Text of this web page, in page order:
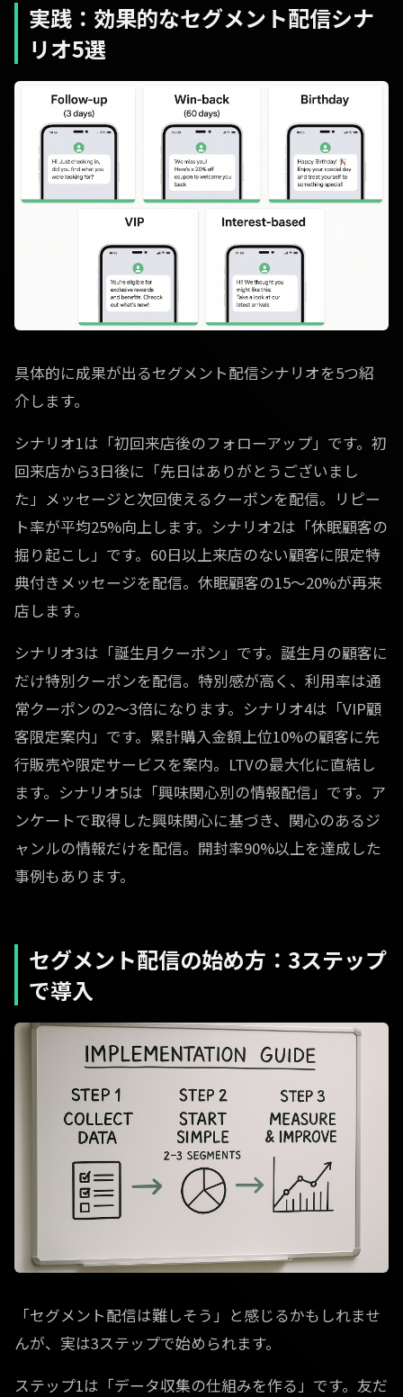
実践：効果的なセグメント配信シナ
リオ5選
具体的に成果が出るセグメント配信シナリオを5つ紹
介します。
シナリオ1は「初回来店後のフォローアップ」です。初
回来店から3日後に「先日はありがとうございまし
た」メッセージと次回使えるクーポンを配信。リピー
ト率が平均25%向上します。シナリオ2は「休眠顧客の
掘り起こし」です。60日以上来店のない顧客に限定特
典付きメッセージを配信。休眠顧客の15〜20%が再来
店します。
シナリオ3は「誕生月クーポン」です。誕生月の顧客に
だけ特別クーポンを配信。特別感が高く、利用率は通
常クーポンの2〜3倍になります。シナリオ4は「VIP顧
客限定案内」です。累計購入金額上位10%の顧客に先
行販売や限定サービスを案内。LTVの最大化に直結し
ます。シナリオ5は「興味関心別の情報配信」です。ア
ンケートで取得した興味関心に基づき、関心のあるジ
ャンルの情報だけを配信。開封率90%以上を達成した
事例もあります。
セグメント配信の始め方：3ステップ
で導入
「セグメント配信は難しそう」と感じるかもしれませ
んが、実は3ステップで始められます。
ステップ1は「データ収集の仕組みを作る」です。友だ